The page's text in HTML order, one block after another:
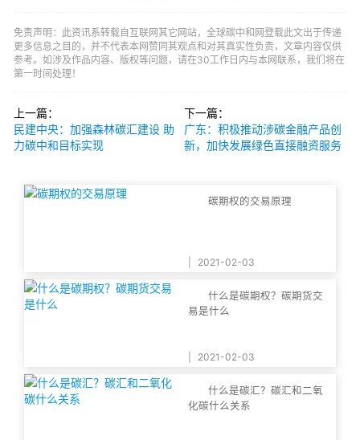
免责声明：此资讯系转载自互联网其它网站，全球碳中和网登载此文出于传递
更多信息之目的，并不代表本网赞同其观点和对其真实性负责，文章内容仅供
参考。如涉及作品内容、版权等问题，请在30工作日内与本网联系，我们将在
第一时间处理！
上一篇：
民建中央：加强森林碳汇建设 助
力碳中和目标实现
下一篇：
广东：积极推动涉碳金融产品创
新，加快发展绿色直接融资服务
碳期权的交易原理
2021-02-03
什么是碳期权？碳期货交
易是什么
2021-02-03
什么是碳汇？碳汇和二氧
化碳什么关系